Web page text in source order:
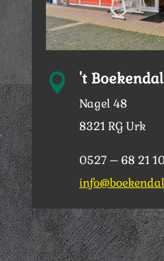
 't
Nagel 48
8321 RG Urk
0527 – 68 21 10